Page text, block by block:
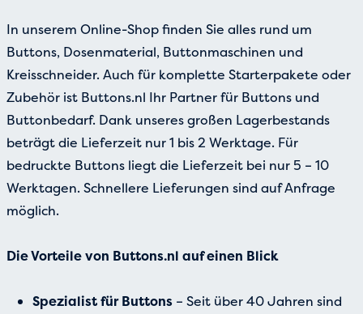
In unserem Online-Shop finden Sie alles rund um
Buttons, Dosenmaterial, Buttonmaschinen und
Kreisschneider. Auch für komplette Starterpakete oder
Zubehör ist Buttons.nl Ihr Partner für Buttons und
Buttonbedarf. Dank unseres großen Lagerbestands
beträgt die Lieferzeit nur 1 bis 2 Werktage. Für
bedruckte Buttons liegt die Lieferzeit bei nur 5 – 10
Werktagen. Schnellere Lieferungen sind auf Anfrage
möglich.
Die Vorteile von Buttons.nl auf einen Blick
Spezialist für Buttons – Seit über 40 Jahren sind